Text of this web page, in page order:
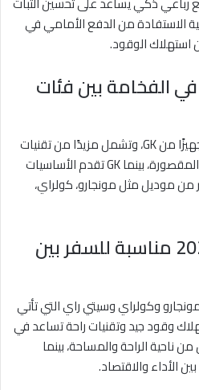
الاستفادة من الدفع الأمامي في
استهلاك الوقود.
الفخامة بين فئات
نعم، عادة فئة GF تكون أعلى تجهيزًا من GK، وتشمل مزيدًا من تقنيات
الراحة والتفاصيل الفاخرة داخل المقصورة، بينما GK تقدم الأساسيات
من موديل مثل مونجارو، كولراي،
هل سيارات جيلي 2026 مناسبة للسفر بين
وكولراي وسيتي راي التي تأتي
وقود جيد وتقنيات راحة تساعد في
ناحية الراحة والمساحة، بينما
الأداء والاقتصاد.